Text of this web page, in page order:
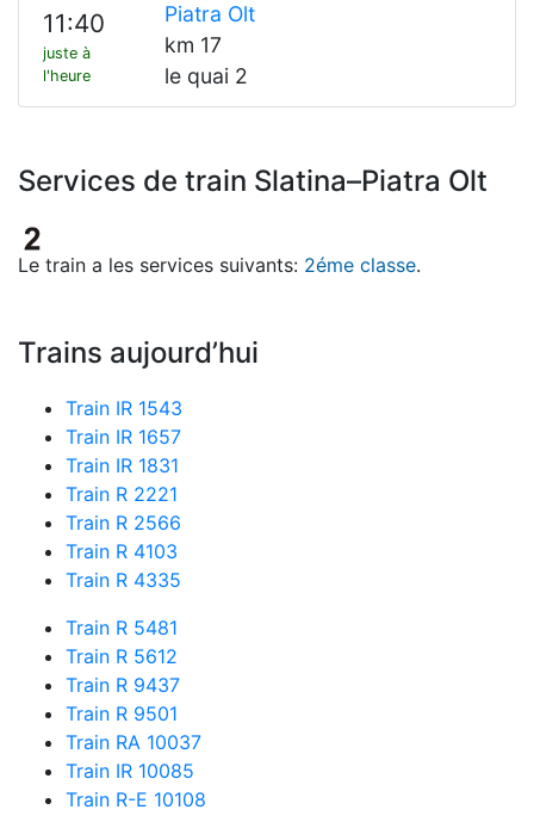
11:40
juste à
l'heure
Piatra Olt
km 17
le quai 2
Services de train Slatina–Piatra Olt
Le train a les services suivants: 2éme classe.
Trains aujourd’hui
Train IR 1543
Train IR 1657
Train IR 1831
Train R 2221
Train R 2566
Train R 4103
Train R 4335
Train R 5481
Train R 5612
Train R 9437
Train R 9501
Train RA 10037
Train IR 10085
Train R-E 10108